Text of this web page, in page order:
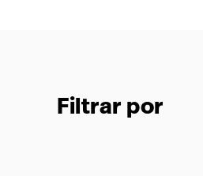
Filtrar por